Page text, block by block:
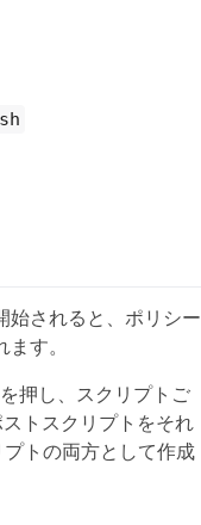
始されると、ポリシー
す。
押し、スクリプトご
トスクリプトをそれ
トの両方として作成